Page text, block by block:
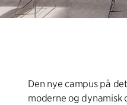
Den nye campus på
moderne og